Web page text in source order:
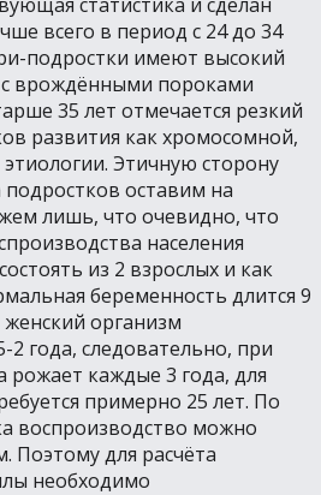
всего в период с 24 до 34
подростки имеют высокий
врождёнными пороками
35 лет отмечается резкий
развития как хромосомной,
Этичную сторону
оставим на
лишь, что очевидно, что
населения
из 2 взрослых и как
беременность длится 9
организм
2 года, следовательно, при
каждые 3 года, для
примерно 25 лет. По
воспроизводство можно
Поэтому для расчёта
необходимо